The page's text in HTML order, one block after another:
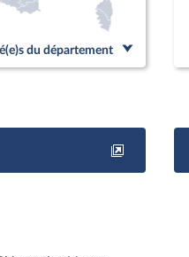
du département